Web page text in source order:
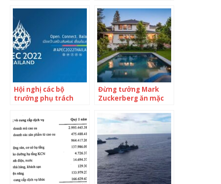
30.000 m2 tại Lào Cai
vào chứng khoán
Việt Nam trong năm
2022
Hội nghị các bộ
trưởng phụ trách
ra tại Thái Lan
Đừng tưởng Mark
Zuckerberg ăn mặc
ra tỷ phú Facebook
có lối sống xa hoa
hơn nhiều người
tưởng